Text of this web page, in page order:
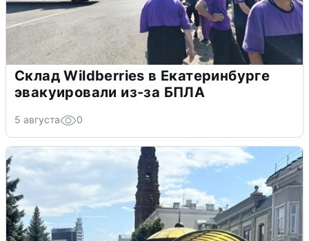
Склад Wildberries в Екатеринбурге
эвакуировали из-за БПЛА
5 августа 0